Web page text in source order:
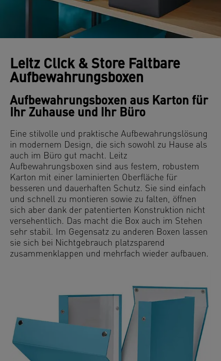
Leitz Click & Store Faltbare
Aufbewahrungsboxen
Aufbewahrungsboxen aus Karton für
Ihr Zuhause und Ihr Büro
Eine stilvolle und praktische Aufbewahrungslösung
in modernem Design, die sich sowohl zu Hause als
auch im Büro gut macht. Leitz
Aufbewahrungsboxen sind aus festem, robustem
Karton mit einer laminierten Oberfläche für
besseren und dauerhaften Schutz. Sie sind einfach
und schnell zu montieren sowie zu falten, öffnen
sich aber dank der patentierten Konstruktion nicht
versehentlich. Das macht die Box auch im Stehen
sehr stabil. Im Gegensatz zu anderen Boxen lassen
sie sich bei Nichtgebrauch platzsparend
zusammenklappen und mehrfach wieder aufbauen.